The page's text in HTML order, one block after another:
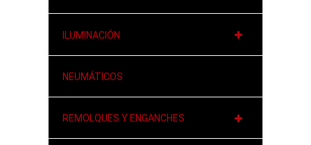
ILUMINACIÓN
NEUMÁTICOS
REMOLQUES Y ENGANCHES